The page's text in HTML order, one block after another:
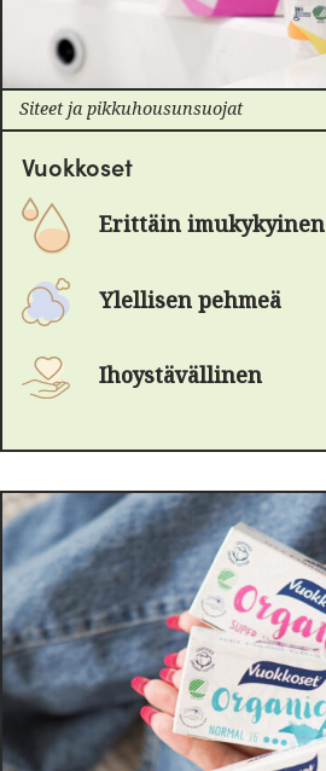
Siteet ja pikkuhousunsuojat
Vuokkoset
Erittäin imukykyinen
Ylellisen pehmeä
Ihoystävällinen